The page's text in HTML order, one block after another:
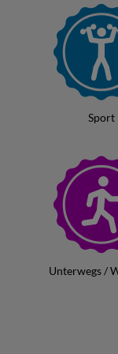
Neben seiner
Step auch
ist. Das
Alternative zu
ist somit eine
leckeren,
verschiedenen
Genuss für den
den Körper ist.
auf der
Sport
Unterwegs /